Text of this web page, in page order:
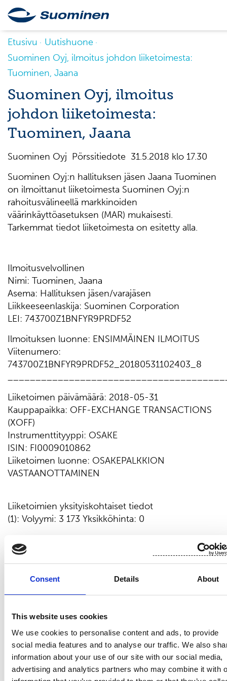
Consent Details About
This website uses cookies
We use cookies to personalise content and ads, to provide
social media features and to analyse our traffic. We also
information about your use of our site with our social media,
advertising and analytics partners who may combine it with
Etusivu
Uutishuone
Suominen Oyj, ilmoitus johdon liiketoimesta:
Tuominen, Jaana
Suominen Oyj, ilmoitus
johdon liiketoimesta:
Tuominen, Jaana
Suominen Oyj Pörssitiedote 31.5.2018 klo 17.30
Suominen Oyj:n hallituksen jäsen Jaana Tuominen
on ilmoittanut liiketoimesta Suominen Oyj:n
rahoitusvälineellä markkinoiden
väärinkäyttöasetuksen (MAR) mukaisesti.
Tarkemmat tiedot liiketoimesta on esitetty alla.
Ilmoitusvelvollinen
Nimi: Tuominen, Jaana
Asema: Hallituksen jäsen/varajäsen
Liikkeeseenlaskija: Suominen Corporation
LEI: 743700Z1BNFYR9PRDF52
Ilmoituksen luonne: ENSIMMÄINEN ILMOITUS
Viitenumero:
743700Z1BNFYR9PRDF52_20180531102403_8
Liiketoimen päivämäärä: 2018-05-31
Kauppapaikka: OFF-EXCHANGE TRANSACTIONS
(XOFF)
Instrumenttityyppi: OSAKE
ISIN: FI0009010862
Liiketoimen luonne: OSAKEPALKKION
VASTAANOTTAMINEN
Liiketoimien yksityiskohtaiset tiedot
(1): Volyymi: 3 173 Yksikköhinta: 0
(1): Volyymi: 3 173 Keskihinta: 0
Viimeisimmät uutiset
26.6.2026
Suominen Oyj – Johtohenkilön
liiketoimet: Andreas Ahlström